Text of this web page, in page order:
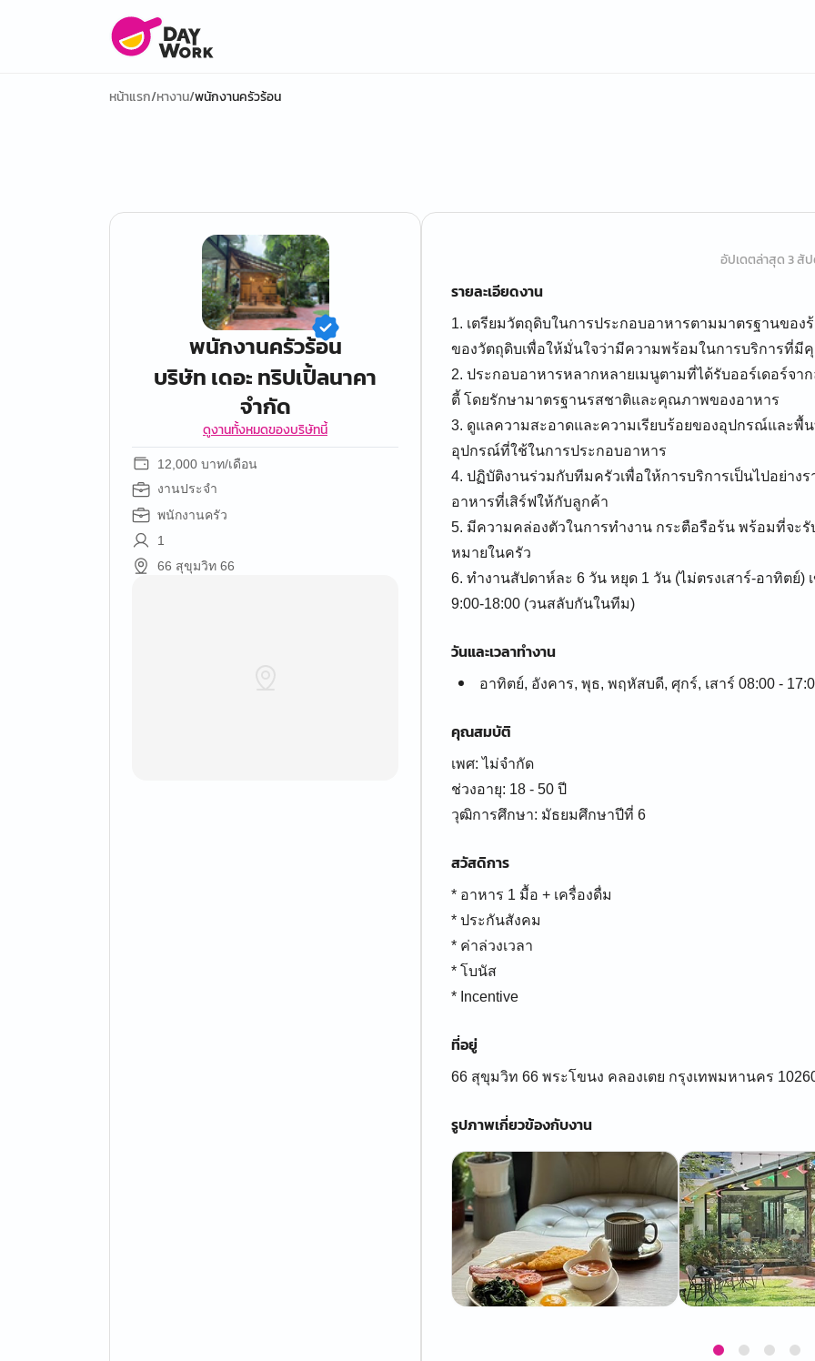
หน้าแรก/หางาน/พนักงานครัวร้อน
พนักงานครัวร้อน
บริษัท เดอะ ทริปเปิ้ลนาคา
จำกัด
ดูงานทั้งหมดของบริษัทนี้
12,000 บาท/เดือน
งานประจำ
พนักงานครัว
1
66 สุขุมวิท 66
อัปเดตล่าสุด 3 สั
รายละเอียดงาน
1. เตรียมวัตถุดิบในการประกอบอาหารตามมาตรฐานขอ
ของวัตถุดิบเพื่อให้มั่นใจว่ามีความพร้อมในการบริการที่มี
2. ประกอบอาหารหลากหลายเมนูตามที่ได้รับออร์เดอร์จา
ตี้ โดยรักษามาตรฐานรสชาติและคุณภาพของอาหาร
3. ดูแลความสะอาดและความเรียบร้อยของอุปกรณ์และพื้
อุปกรณ์ที่ใช้ในการประกอบอาหาร
4. ปฏิบัติงานร่วมกับทีมครัวเพื่อให้การบริการเป็นไปอย่า
อาหารที่เสิร์ฟให้กับลูกค้า
5. มีความคล่องตัวในการทำงาน กระตือรือร้น พร้อมที่จะ
หมายในครัว
6. ทำงานสัปดาห์ละ 6 วัน หยุด 1 วัน (ไม่ตรงเสาร์-อาทิตย์)
9:00-18:00 (วนสลับกันในทีม)
วันและเวลาทำงาน
อาทิตย์, อังคาร, พุธ, พฤหัสบดี, ศุกร์, เสาร์ 08:00 -
คุณสมบัติ
เพศ: ไม่จำกัด
ช่วงอายุ: 18 - 50 ปี
สวัสดิการ
* อาหาร 1 มื้อ + เครื่องดื่ม
* ​ประกันสังคม
* ค่าล่วงเวลา
* โบนัส
* Incentive
ที่อยู่
66 สุขุมวิท 66 พระโขนง คลองเตย กรุงเทพมหานคร
รูปภาพเกี่ยวข้องกับงาน